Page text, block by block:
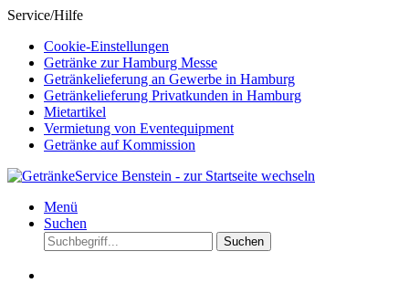
Service/Hilfe
Cookie-Einstellungen
Getränke zur Hamburg Messe
Getränkelieferung an Gewerbe in Hamburg
Getränkelieferung Privatkunden in Hamburg
Mietartikel
Vermietung von Eventequipment
Getränke auf Kommission
Menü
Suchen
Suchen